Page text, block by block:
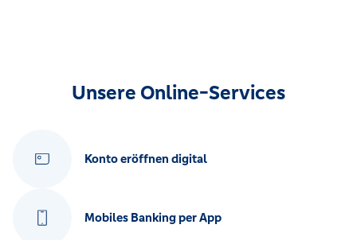
Unsere Online-Services
Konto eröffnen digital
Mobiles Banking per App